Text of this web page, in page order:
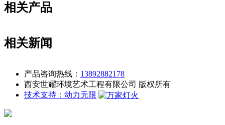
相关产品
相关新闻
产品咨询热线： 13892882178
西安世耀环境艺术工程有限公司 版权所有
技术支持：动力无限